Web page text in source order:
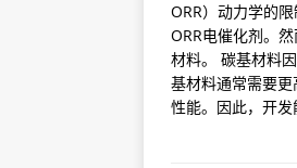
ORR）动力学的
ORR电催化剂。
材料。 碳基材料
基材料通常需要
性能。因此，开